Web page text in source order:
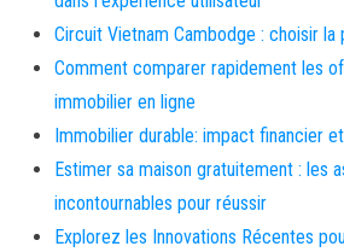
Circuit Vietnam Cambodge : choisir la
Comment comparer rapidement les
immobilier en ligne
Immobilier durable: impact financier
Estimer sa maison gratuitement : les
incontournables pour réussir
Explorez les Innovations Récentes